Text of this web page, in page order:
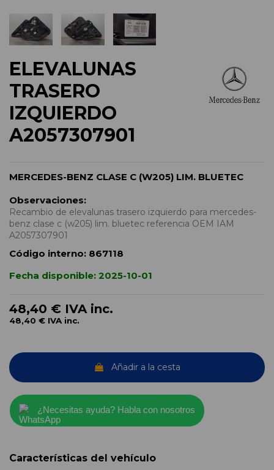
ELEVALUNAS
TRASERO
IZQUIERDO
A2057307901
MERCEDES-BENZ CLASE C (W205) LIM. BLUETEC
Observaciones:
Recambio de elevalunas trasero izquierdo para mercedes-
benz clase c (w205) lim. bluetec referencia OEM IAM
A2057307901
Código interno: 867118
Fecha disponible: 2025-10-01
48,40 € IVA inc.
48,40 € IVA inc.
Añadir a la cesta
¿Necesitas ayuda? Habla con nosotros
Características del vehículo